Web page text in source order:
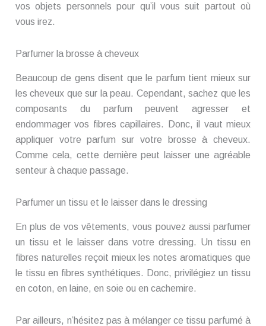
vos objets personnels pour qu’il vous suit partout où
vous irez.
Parfumer la brosse à cheveux
Beaucoup de gens disent que le parfum tient mieux sur
les cheveux que sur la peau. Cependant, sachez que les
composants du parfum peuvent agresser et
endommager vos fibres capillaires. Donc, il vaut mieux
appliquer votre parfum sur votre brosse à cheveux.
Comme cela, cette dernière peut laisser une agréable
senteur à chaque passage.
Parfumer un tissu et le laisser dans le dressing
En plus de vos vêtements, vous pouvez aussi parfumer
un tissu et le laisser dans votre dressing. Un tissu en
fibres naturelles reçoit mieux les notes aromatiques que
le tissu en fibres synthétiques. Donc, privilégiez un tissu
en coton, en laine, en soie ou en cachemire.
Par ailleurs, n’hésitez pas à mélanger ce tissu parfumé à